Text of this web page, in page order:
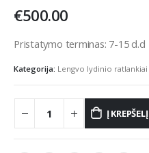
€500.00
Pristatymo terminas: 7-15 d.d
Kategorija: Lengvo lydinio ratlankiai
Į KREPŠELĮ